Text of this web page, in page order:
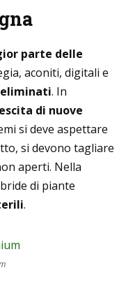
parte delle
aconiti, digitali e
eliminati. In
di nuove
si deve aspettare
si devono tagliare
aperti. Nella
di piante
.